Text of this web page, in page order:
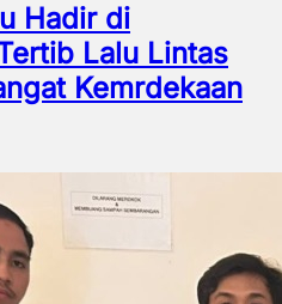
Hadir di
Lalu Lintas
Kemrdekaan